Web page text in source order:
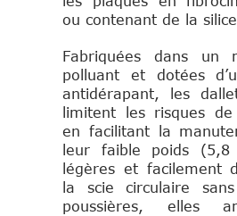
ou contenant de la
Fabriquées dans un
polluant et dotées
antidérapant, les
limitent les risques
en facilitant la
leur faible poids (5,8
légères et facilement
la scie circulaire
poussières, elles